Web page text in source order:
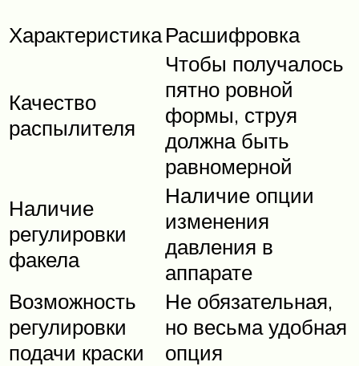
ХарактеристикаРасшифровка
Качество
распылителя
Чтобы получалось
пятно ровной
формы, струя
должна быть
равномерной
Наличие
регулировки
факела
Наличие опции
изменения
давления в
аппарате
Возможность
регулировки
подачи краски
Не обязательная,
но весьма удобная
опция